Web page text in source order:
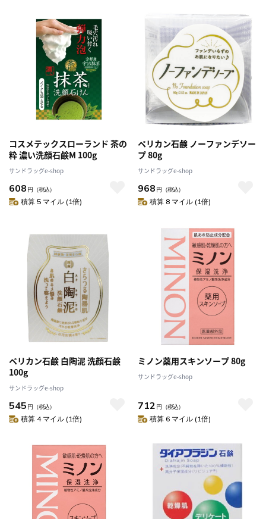
コスメテックスローランド 茶の
粋 濃い洗顔石鹸M 100g
サンドラッグe-shop
608 円 （税込）
積算 5 マイル (1倍)
ペリカン石鹸 ノーファンデソー
プ 80g
サンドラッグe-shop
968 円 （税込）
積算 8 マイル (1倍)
ペリカン石鹸 白陶泥 洗顔石鹸
100g
サンドラッグe-shop
545 円 （税込）
積算 4 マイル (1倍)
ミノン薬用スキンソープ 80g
サンドラッグe-shop
712 円 （税込）
積算 6 マイル (1倍)